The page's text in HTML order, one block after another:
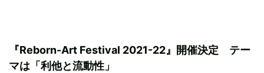
『Reborn-Art Festival 2021-22』開催決定 テー
マは「利他と流動性」